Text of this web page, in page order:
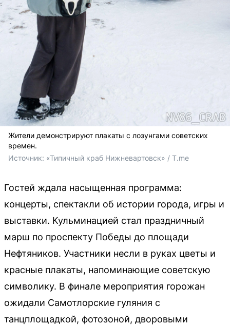
Жители демонстрируют плакаты с лозунгами советских
времен.
Источник: «Типичный краб Нижневартовск» / T.me
Гостей ждала насыщенная программа:
концерты, спектакли об истории города, игры и
выставки. Кульминацией стал праздничный
марш по проспекту Победы до площади
Нефтяников. Участники несли в руках цветы и
красные плакаты, напоминающие советскую
символику. В финале мероприятия горожан
ожидали Самотлорские гуляния с
танцплощадкой, фотозоной, дворовыми